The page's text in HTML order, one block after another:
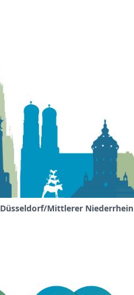
Düsseldorf/Mittlerer Niederrhein